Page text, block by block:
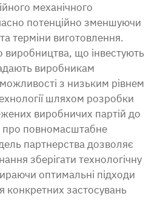
механічного
потенційно зменшуючи
терміни виготовлення.
виробництва, що інвестують
виробникам
з низьким рівнем
шляхом розробки
виробничих партій до
про повномасштабне
партнерства дозволяє
зберігати технологічну
оптимальні підходи
конкретних застосувань